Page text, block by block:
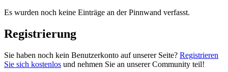
Es wurden noch keine Einträge an der Pinnwand verfasst.
Registrierung
Sie haben noch kein Benutzerkonto auf unserer Seite? Registrieren
Sie sich kostenlos und nehmen Sie an unserer Community teil!